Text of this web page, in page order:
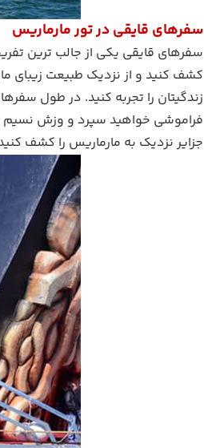
سفرهای قایقی در تور مارماریس
سفرهای قایقی یکی از جالب ترین
کشف کنید و از نزدیک طبیعت زیبای
زندگیتان را تجربه کنید. در طول
فراموشی خواهید سپرد و وزش نسیم
جزایر نزدیک به مارماریس را کشف